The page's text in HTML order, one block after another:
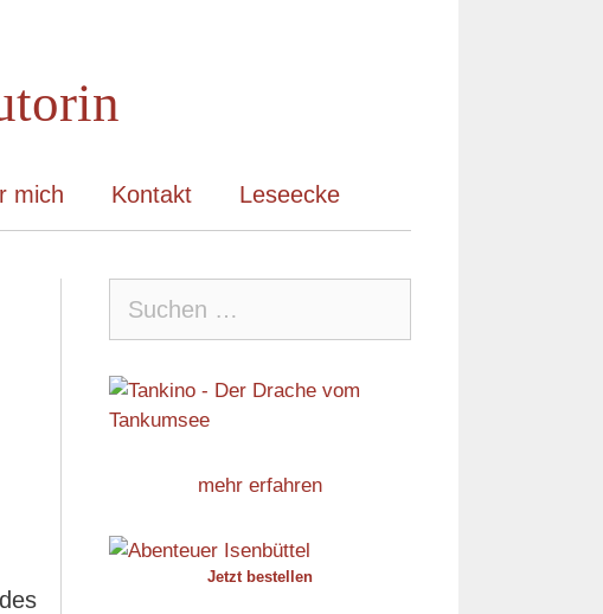
mich Kontakt Leseecke
nach:
mehr erfahren
Jetzt bestellen